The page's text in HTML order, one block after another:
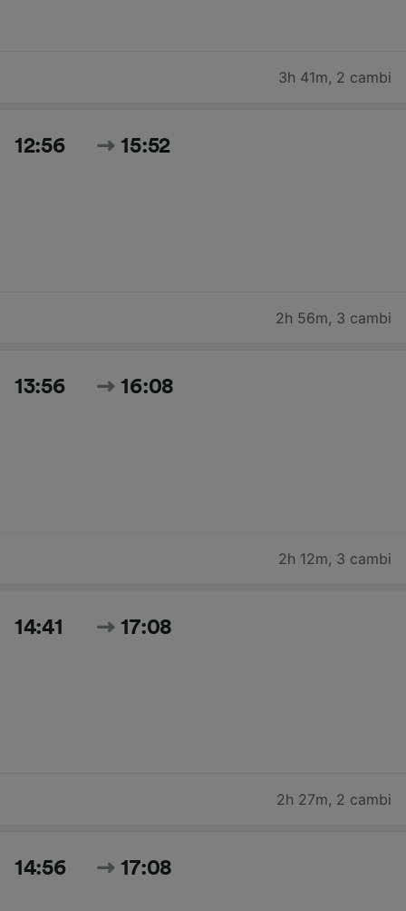
3h 41m, 2 cambi
12:56 15:52
2h 56m, 3 cambi
13:56 16:08
2h 12m, 3 cambi
14:41 17:08
2h 27m, 2 cambi
14:56 17:08